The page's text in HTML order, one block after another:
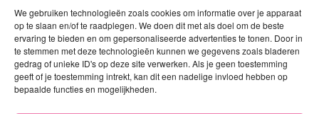
We gebruiken technologieën zoals cookies om informatie over je apparaat
op te slaan en/of te raadplegen. We doen dit met als doel om de beste
ervaring te bieden en om gepersonaliseerde advertenties te tonen. Door in
te stemmen met deze technologieën kunnen we gegevens zoals bladeren
gedrag of unieke ID's op deze site verwerken. Als je geen toestemming
geeft of je toestemming intrekt, kan dit een nadelige invloed hebben op
bepaalde functies en mogelijkheden.
Queer agenda
Mijn account
Contact